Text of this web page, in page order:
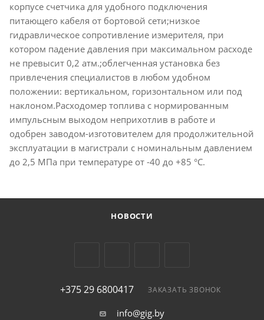
корпусе счетчика для удобного подключения
питающего кабеля от бортовой сети;низкое
гидравлическое сопротивление измерителя, при
котором падение давления при максимальном расходе
не превысит 0,2 атм.;облегченная установка без
привлечения специалистов в любом удобном
положении: вертикальном, горизонтальном или под
наклоном.Расходомер топлива с нормированным
импульсным выходом неприхотлив в работе и
одобрен заводом-изготовителем для продолжительной
эксплуатации в магистрали с номинальным давлением
до 2,5 МПа при температуре от -40 до +85 °С.
НОВОСТИ
+375 29 6800417 ЗАКАЗАТЬ ЗВОНОК
info@gig.by